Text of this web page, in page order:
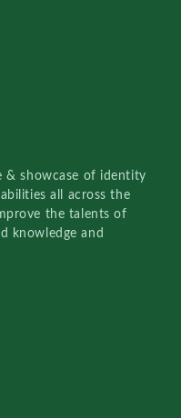
& showcase of identity
all across the
the talents of
knowledge and